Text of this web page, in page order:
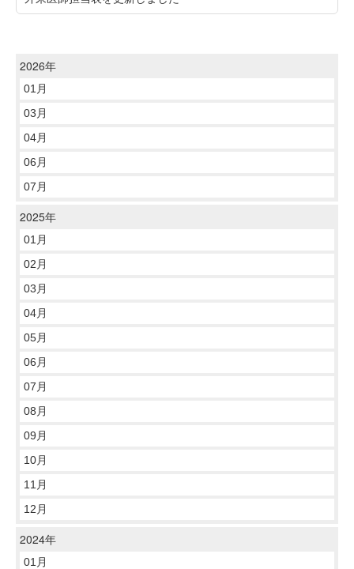
2026年
01月
03月
04月
06月
07月
2025年
01月
02月
03月
04月
05月
06月
07月
08月
09月
10月
11月
12月
2024年
01月